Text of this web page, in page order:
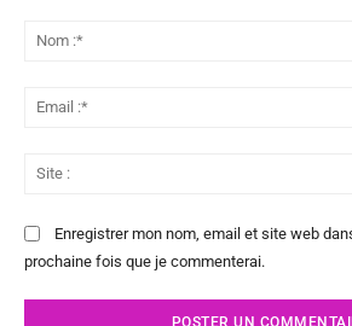
Enregistrer mon nom, email et site web
prochaine fois que je commenterai.